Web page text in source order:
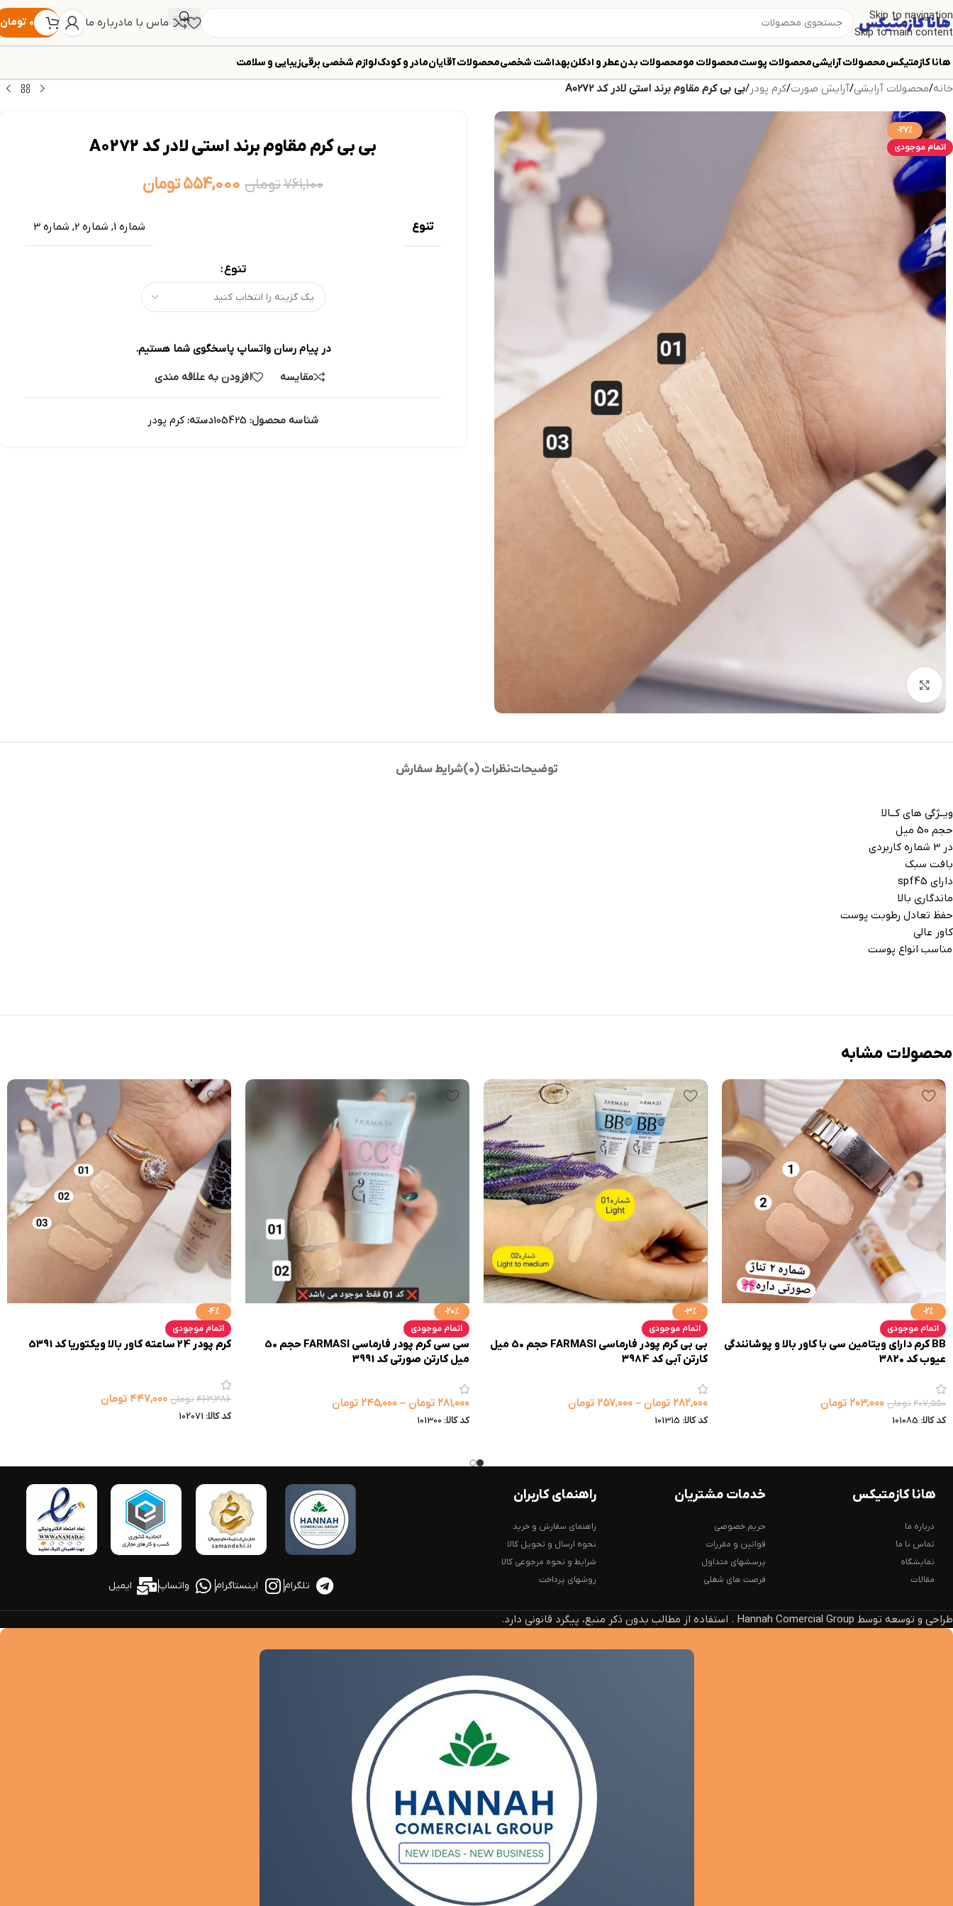
Skip to navigation
Skip to main content
تماس با مادرباره ما ۰ تومان
هانا کازمتیکسمحصولات آرایشیمحصولات پوستمحصولات مومحصولات بدنعطر و ادکلنبهداشت شخصیمحصولات آقایانمادر و کودکلوازم شخصی برقیزیبایی و سلامت
خانه/محصولات آرایشی/آرایش صورت/کرم پودر/بی بی کرم مقاوم برند استی لادر کد A0272
-27%
اتمام موجودی
بی بی کرم مقاوم برند استی لادر کد A0272
۷۶۱,۱۰۰تومان ۵۵۴,۰۰۰تومان
تنوع شماره 1 , شماره 2 , شماره 3
تنوع
در پیام رسان واتساپ پاسخگوی شما هستیم.
مقایسه
افزودن به علاقه مندی
شناسه محصول: 105425دسته: کرم پودر
توضیحاتنظرات (0) شرایط سفارش
ویــژگی های کــالا
حجم 50 میل
در 3 شماره کاربردی
بافت سبک
دارای spf45
ماندگاری بالا
حفظ تعادل رطوبت پوست
کاور عالی
مناسب انواع پوست
محصولات مشابه
-2%
اتمام موجودی
BB کرم دارای ویتامین سی با کاور بالا و پوشانندگی
عیوب کد 3820
۲۰۷,۵۵۰ تومان ۲۰۳,۰۰۰ تومان
کد کالا: 101085
-3%
اتمام موجودی
بی بی کرم پودر فارماسی FARMASI حجم 50 میل
کارتن آبی کد 3984
۲۸۲,۰۰۰ تومان – ۲۵۷,۰۰۰ تومان
کد کالا: 101315
-20%
اتمام موجودی
سی سی کرم پودر فارماسی FARMASI حجم 50
میل کارتن صورتی کد 3991
۲۸۱,۰۰۰ تومان – ۲۴۵,۰۰۰ تومان
کد کالا: 101300
-4%
اتمام موجودی
کرم پودر 24 ساعته کاور بالا ویکتوریا کد 5391
۴۶۳,۳۸۶ تومان ۴۴۷,۰۰۰ تومان
کد کالا: 102071
هانا کازمتیکس
درباره ما
تماس با ما
نمایشگاه
مقالات
خدمات مشتریان
حریم خصوصی
قوانین و مقررات
پرسشهای متداول
فرصت های شغلی
راهنمای کاربران
راهنمای سفارش و خرید
نحوه ارسال و تحویل کالا
شرایط و نحوه مرجوعی کالا
روشهای پرداخت
تلگرام اینستاگرام واتساپ ایمیل
طراحی و توسعه توسط Hannah Comercial Group . استفاده از مطالب بدون ذکر منبع، پیگرد قانونی دارد.